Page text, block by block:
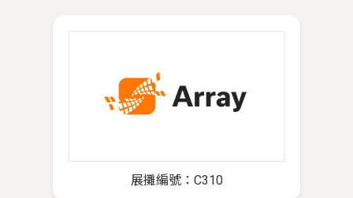
展攤編號：C310